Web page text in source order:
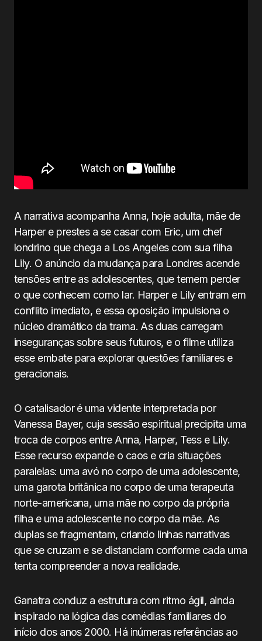
A narrativa acompanha Anna, hoje adulta, mãe de
Harper e prestes a se casar com Eric, um chef
londrino que chega a Los Angeles com sua filha
Lily. O anúncio da mudança para Londres acende
tensões entre as adolescentes, que temem perder
o que conhecem como lar. Harper e Lily entram em
conflito imediato, e essa oposição impulsiona o
núcleo dramático da trama. As duas carregam
inseguranças sobre seus futuros, e o filme utiliza
esse embate para explorar questões familiares e
geracionais.
O catalisador é uma vidente interpretada por
Vanessa Bayer, cuja sessão espiritual precipita uma
troca de corpos entre Anna, Harper, Tess e Lily.
Esse recurso expande o caos e cria situações
paralelas: uma avó no corpo de uma adolescente,
uma garota britânica no corpo de uma terapeuta
norte-americana, uma mãe no corpo da própria
filha e uma adolescente no corpo da mãe. As
duplas se fragmentam, criando linhas narrativas
que se cruzam e se distanciam conforme cada uma
tenta compreender a nova realidade.
Ganatra conduz a estrutura com ritmo ágil, ainda
inspirado na lógica das comédias familiares do
início dos anos 2000. Há inúmeras referências ao